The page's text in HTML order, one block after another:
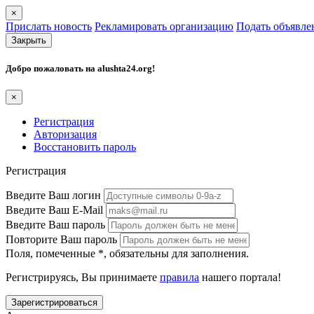
×
Прислать новость Рекламировать организацию Подать
Закрыть
Добро пожаловать на alushta24.org!
×
Регистрация
Авторизация
Восстановить пароль
Регистрация
Введите Ваш логин
Введите Ваш E-Mail
Введите Ваш пароль
Повторите Ваш пароль
Поля, помеченные *, обязательны для заполнения.
Регистрируясь, Вы принимаете правила нашего портала!